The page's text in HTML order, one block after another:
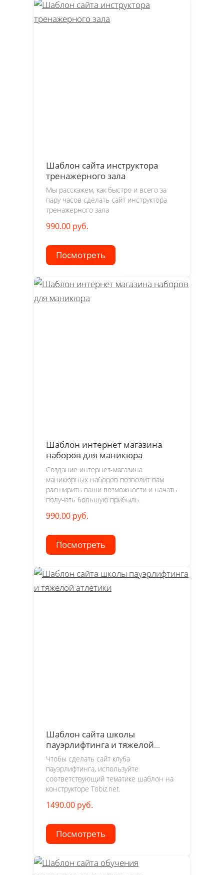
Шаблон сайта инструктора
тренажерного зала
Мы расскажем, как быстро и всего за
пару часов сделать сайт инструктора
тренажерного зала
990.00 руб.
Посмотреть
Шаблон интернет магазина
наборов для маникюра
Создание интернет-магазина
маникюрных наборов позволит вам
расширить ваши возможности и начать
получать большую прибыль.
990.00 руб.
Посмотреть
Шаблон сайта школы
пауэрлифтинга и тяжелой
атлетики
Чтобы сделать сайт клуба
пауэрлифтинга, используйте
соответствующий тематике шаблон на
конструкторе Tobiz.net.
1490.00 руб.
Посмотреть